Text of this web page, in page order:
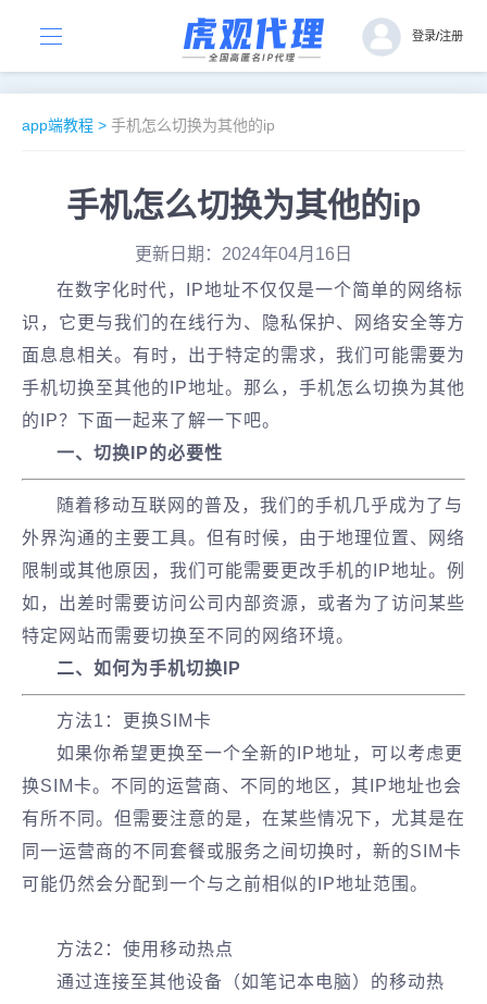
登录/注册
app端教程 > 手机怎么切换为其他的ip
手机怎么切换为其他的ip
更新日期：2024年04月16日
在数字化时代，IP地址不仅仅是一个简单的网络标
识，它更与我们的在线行为、隐私保护、网络安全等方
面息息相关。有时，出于特定的需求，我们可能需要为
手机切换至其他的IP地址。那么，手机怎么切换为其他
的IP？下面一起来了解一下吧。
一、切换IP的必要性
随着移动互联网的普及，我们的手机几乎成为了与
外界沟通的主要工具。但有时候，由于地理位置、网络
限制或其他原因，我们可能需要更改手机的IP地址。例
如，出差时需要访问公司内部资源，或者为了访问某些
特定网站而需要切换至不同的网络环境。
二、如何为手机切换IP
方法1：更换SIM卡
如果你希望更换至一个全新的IP地址，可以考虑更
换SIM卡。不同的运营商、不同的地区，其IP地址也会
有所不同。但需要注意的是，在某些情况下，尤其是在
同一运营商的不同套餐或服务之间切换时，新的SIM卡
可能仍然会分配到一个与之前相似的IP地址范围。
方法2：使用移动热点
通过连接至其他设备（如笔记本电脑）的移动热